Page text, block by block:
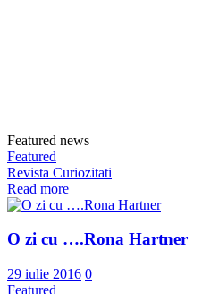
Featured news
Featured
Revista Curiozitati
Read more
O zi cu ….Rona Hartner
29 iulie 2016 0
Featured